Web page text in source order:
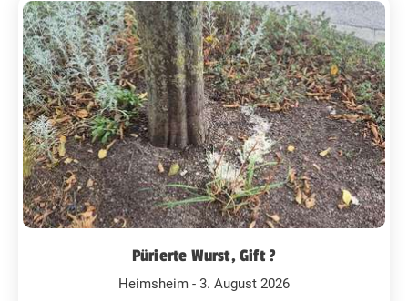
Pürierte Wurst, Gift ?
Heimsheim - 3. August 2026